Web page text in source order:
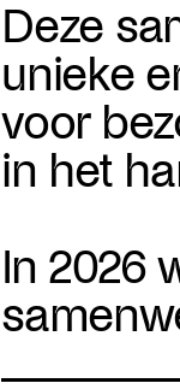
Deze
unieke
voor
in het
In 2026